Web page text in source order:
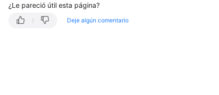
la
API
¿Le pareció útil esta página?
Deje algún comentario